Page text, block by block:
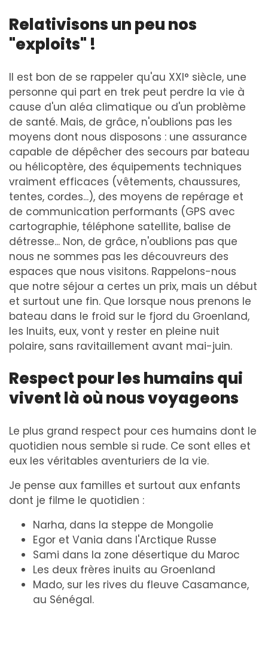
Relativisons un peu nos
"exploits" !
Il est bon de se rappeler qu'au XXI° siècle, une
personne qui part en trek peut perdre la vie à
cause d'un aléa climatique ou d'un problème
de santé. Mais, de grâce, n'oublions pas les
moyens dont nous disposons : une assurance
capable de dépêcher des secours par bateau
ou hélicoptère, des équipements techniques
vraiment efficaces (vêtements, chaussures,
tentes, cordes...), des moyens de repérage et
de communication performants (GPS avec
cartographie, téléphone satellite, balise de
détresse... Non, de grâce, n'oublions pas que
nous ne sommes pas les découvreurs des
espaces que nous visitons. Rappelons-nous
que notre séjour a certes un prix, mais un début
et surtout une fin. Que lorsque nous prenons le
bateau dans le froid sur le fjord du Groenland,
les Inuits, eux, vont y rester en pleine nuit
polaire, sans ravitaillement avant mai-juin.
Respect pour les humains qui
vivent là où nous voyageons
Le plus grand respect pour ces humains dont le
quotidien nous semble si rude. Ce sont elles et
eux les véritables aventuriers de la vie.
Je pense aux familles et surtout aux enfants
dont je filme le quotidien :
Narha, dans la steppe de Mongolie
Egor et Vania dans l'Arctique Russe
Sami dans la zone désertique du Maroc
Les deux frères inuits au Groenland
Mado, sur les rives du fleuve Casamance,
au Sénégal.